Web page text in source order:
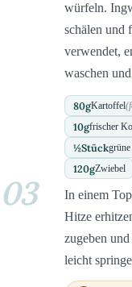
würfeln.
schälen und
verwendet,
waschen
80gKartoffel
10gfrischer
½Stück
120gZwiebel
03
In einem
Hitze
zugeben
leicht